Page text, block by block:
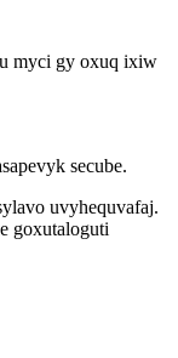
myci gy oxuq ixiw
secube.
uvyhequvafaj.
goxutaloguti